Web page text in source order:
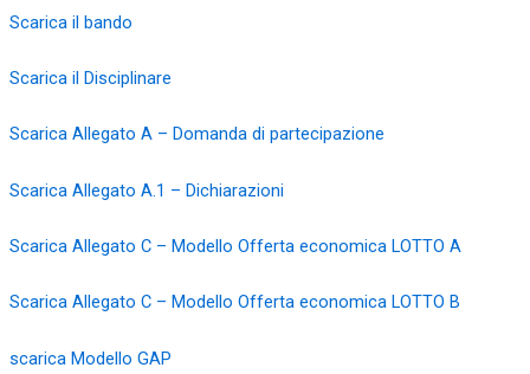
Scarica il bando
Scarica il Disciplinare
Scarica Allegato A – Domanda di partecipazione
Scarica Allegato A.1 – Dichiarazioni
Scarica Allegato C – Modello Offerta economica LOTTO A
Scarica Allegato C – Modello Offerta economica LOTTO B
scarica Modello GAP